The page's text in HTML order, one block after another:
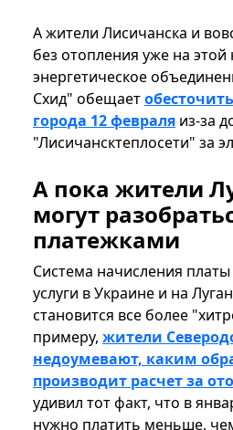
А жители Лисичанска и
без отопления уже на этой
энергетическое
Схид" обещает
города 12 февраля из-за
"Лисичансктеплосети" за
А пока жители
могут
платежками
Система начисления
услуги в Украине и на
становится все более
примеру, жители
недоумевают, каким
производит расчет за
удивил тот факт, что в
нужно платить меньше,